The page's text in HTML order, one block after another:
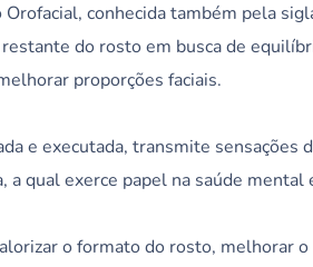
Orofacial, conhecida também pela
do rosto em busca de
proporções faciais.
e executada, transmite
a qual exerce papel na saúde
o formato do rosto, melhorar